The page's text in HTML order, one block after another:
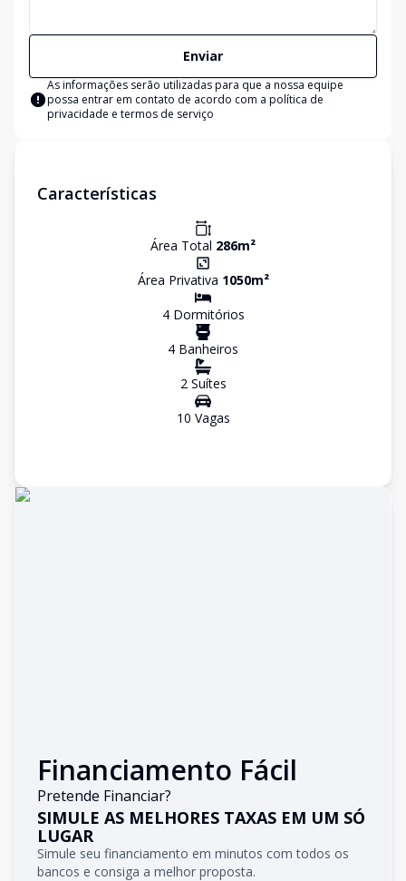
Enviar
As informações serão utilizadas para que a nossa equipe
possa entrar em contato de acordo com a política de
privacidade e termos de serviço
Características
Área Total 286m²
Área Privativa 1050m²
4Dormitórios
4 Banheiros
2Suítes
10 Vagas
Financiamento Fácil
Pretende Financiar?
SIMULE AS MELHORES TAXAS EM UM SÓ
LUGAR
Simule seu financiamento em minutos com todos os
bancos e consiga a melhor proposta.